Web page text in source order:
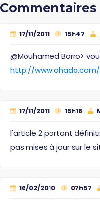
Commentaires
17/11/2011 15h47
@Mouhamed Barro>
http://www.ohada.com/
17/11/2011 15h18
l'article 2 portant
pas mises à jour sur le
16/02/2010 07h57